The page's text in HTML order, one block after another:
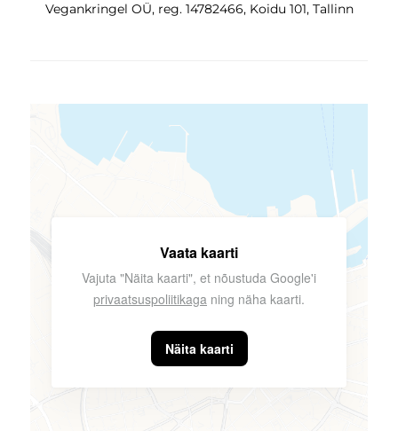
Vegankringel OÜ, reg. 14782466, Koidu 101, Tallinn
Vaata kaarti
Vajuta "Näita kaarti", et nõustuda Google'i
privaatsuspoliitikaga ning näha kaarti.
Näita kaarti